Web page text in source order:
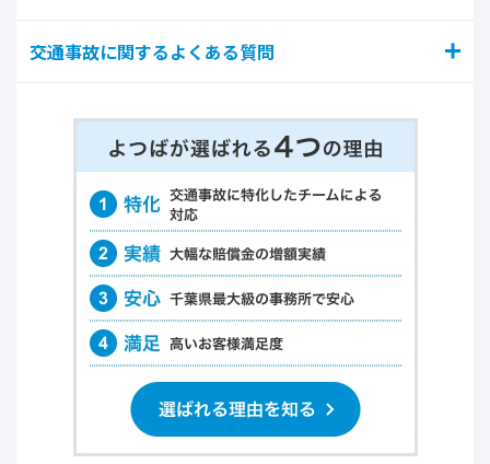
交通事故に関するよくある質問